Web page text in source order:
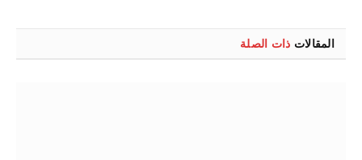
المقالات ذات الصلة